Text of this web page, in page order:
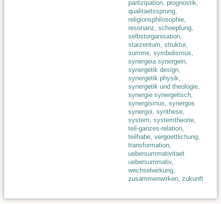
partizipation, prognostik,
qualitaetssprung,
religionsphilosophie,
resonanz, schoepfung,
selbstorganisation,
starzentum, struktur,
summe, symbolismus,
synergeia synergein,
synergetik design,
synergetik physik,
synergetik und theologie,
synergie synergetisch,
synergismus, synergos
synergoi, synthese,
system, systemtheorie,
teil-ganzes-relation,
teilhabe, vergoettlichung,
transformation,
uebersummativitaet
uebersummativ,
wechselwirkung,
zusammenwirken, zukunft